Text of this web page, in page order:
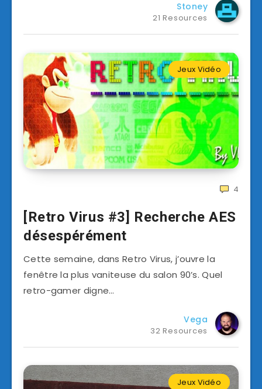
Stoney
21 Resources
Jeux Vidéo
4
[Retro Virus #3] Recherche AES
désespérément
Cette semaine, dans Retro Virus, j’ouvre la
fenêtre la plus vaniteuse du salon 90’s. Quel
retro-gamer digne…
Vega
32 Resources
Jeux Vidéo